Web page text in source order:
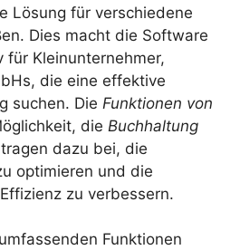
Lösung für verschiedene
Dies macht die Software
Kleinunternehmer,
die eine effektive
suchen. Die Funktionen von
die Buchhaltung
dazu bei, die
optimieren und die
zu verbessern.
Funktionen